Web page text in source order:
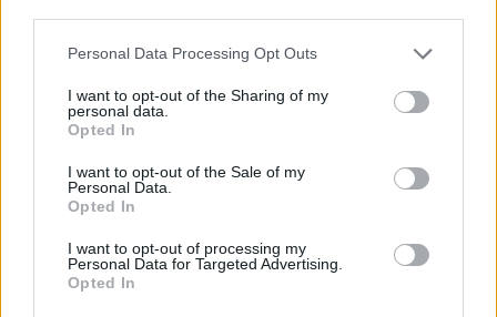
Please note that this website/app uses one or more Google
not limited to your visit or usage behaviour. You may click to
grant or deny consent to Google and its third-party tags to
use your data for below specified purposes in below Google
consent section.
Personal Data Processing Opt Outs
I want to opt-out of the Sharing of my
personal data.
Opted In
I want to opt-out of the Sale of my
Personal Data.
Opted In
I want to opt-out of processing my
Personal Data for Targeted Advertising.
Opted In
Lead generálás a Meta felületein?
Szerezz VALÓDI érdeklődőket!
Sáringer Viktória• 2025. október 22.
Egy elemzés szerint a Metán megvalósuló
érdeklődőkeresési kampányok átlagos konverziós